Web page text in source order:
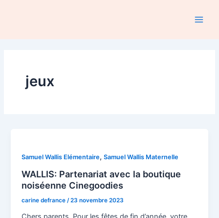
jeux
Samuel Wallis Elémentaire,Samuel Wallis Maternelle
WALLIS: Partenariat avec la boutique
noiséenne Cinegoodies
carine defrance/23 novembre 2023